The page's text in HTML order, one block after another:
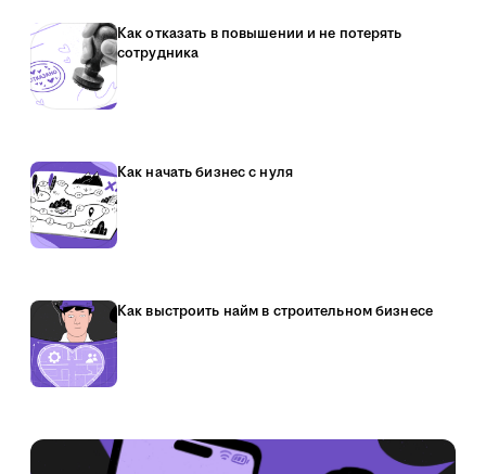
Как отказать в повышении и не потерять
сотрудника
Как начать бизнес с нуля
Как выстроить найм в строительном бизнесе